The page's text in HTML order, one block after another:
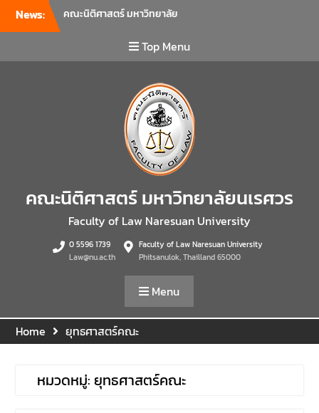
News:
คณะนิติศาสตร์ มหาวิทยาลัย
ความพร้อมเพื่อรับมือภัยพิบัติ
และปฐมพยาบาลเบื้องต้น
อาคารปราบไตรจักร 2
มหาวิทยาลัยนเรศวร โดย
กิจกรรมดังกล่าวจัดขึ้นสำหรับ
บุคลากรที่ปฏิบัติงาน ณ กลุ่ม
อาคารอุตสาหกรรมบริการ เพื่อ
ร่วมกันสร้างพื้นที่การทำงานที่
งานภายในกลุ่มอาคารทั้ง 3
คณะ และ 1 กอง
นเรศวร จัดโครงการปฐมนิเทศ
และพบผู้ปกครอง ประจำปีการ
ศึกษา 2569 โดยได้รับเกียรติ
จาก รองศาสตราจารย์ ดร.บุญ
ญรัตน์ โชคบันดาลชัย คณบดี
คณะนิติศาสตร์ ให้เกียรติเป็น
ประธานในพิธีเปิด พร้อมกล่าว
มีวัตถุประสงค์เพื่อให้ผู้ปกครอง
และนิสิตได้ทราบถึงนโยบาย
Top Menu
คณะนิติศาสตร์ มหาวิทยาลัยนเรศวร
Faculty of Law Naresuan University
0 5596 1739
Law@nu.ac.th
Faculty of Law Naresuan University
Phitsanulok, Thailland 65000
Menu
Home ยุทธศาสตร์คณะ
หมวดหมู่: ยุทธศาสตร์คณะ